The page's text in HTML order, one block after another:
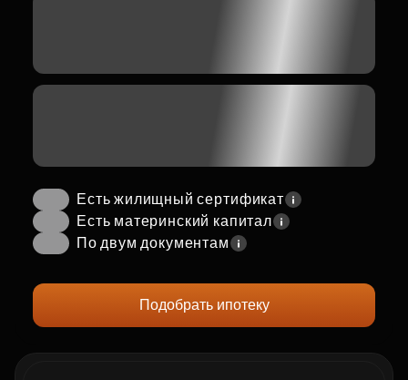
Есть жилищный сертификат
Есть материнский капитал
По двум документам
Подобрать ипотеку